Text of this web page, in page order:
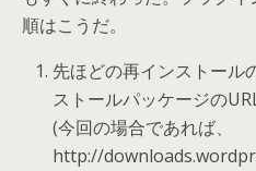
順はこうだ。
先ほどの再インストール
ストールパッケージの
(今回の場合であれば、
http://